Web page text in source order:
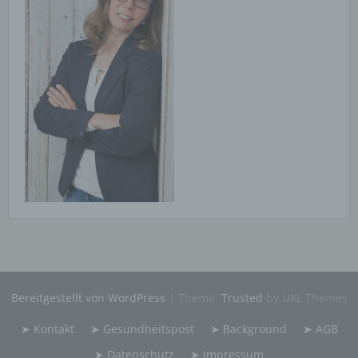
Bereitgestellt von WordPress Trusted
➤ Kontakt ➤ Gesundheitspost ➤ Background
➤ AGB
➤ Datenschutz
➤ Impressum
kulturellen oder sozialen Identität dieser natürlichen
Person sind, identifiziert werden kann.
b) betroffene Person
Betroffene Person ist jede identifizierte oder
identifizierbare natürliche Person, deren
personenbezogene Daten von dem für die
Verarbeitung Verantwortlichen verarbeitet werden.
c) Verarbeitung
personenbezogenen Daten wie das Erheben, das
Speicherung, die Anpassung oder Veränderung, das
Offenlegung durch Übermittlung, Verbreitung oder
oder die Verknüpfung, die Einschränkung, das